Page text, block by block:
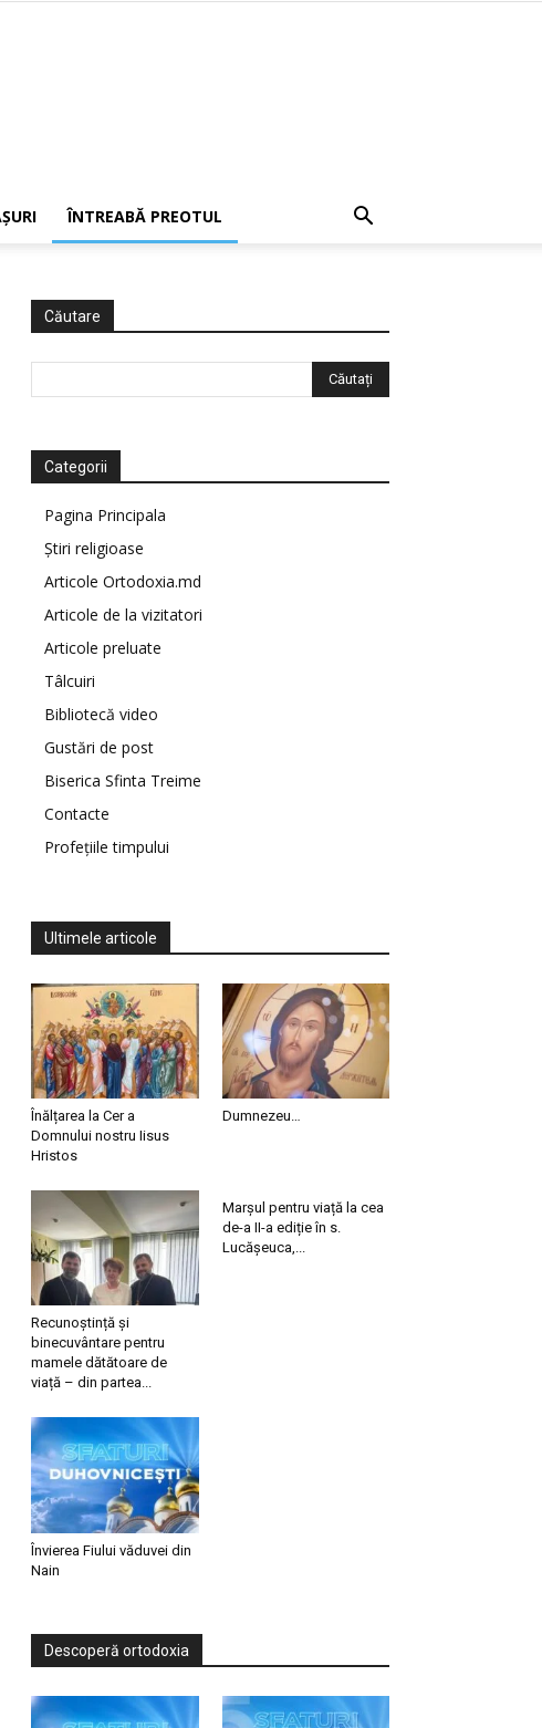
ÎNTREABĂ PREOTUL
Căutare
Categorii
Pagina Principala
Știri religioase
Articole Ortodoxia.md
Articole de la vizitatori
Articole preluate
Tâlcuiri
Bibliotecă video
Gustări de post
Biserica Sfinta Treime
Contacte
Profețiile timpului
Ultimele articole
Înălțarea la Cer a
Domnului nostru Iisus
Hristos
Dumnezeu…
Recunoștință și
binecuvântare pentru
mamele dătătoare de
viață – din partea...
Marșul pentru viață la cea
de-a II-a ediție în s.
Lucășeuca,...
Învierea Fiului văduvei din
Nain
Descoperă ortodoxia